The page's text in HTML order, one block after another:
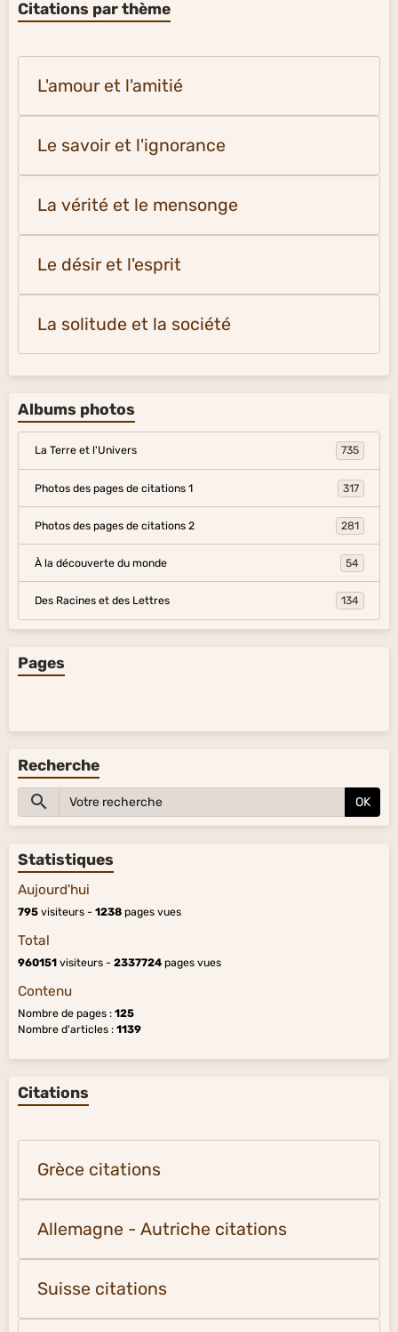
Citations par thème
L'amour et l'amitié
Le savoir et l'ignorance
La vérité et le mensonge
Le désir et l'esprit
La solitude et la société
Albums photos
La Terre et l'Univers 735
Photos des pages de citations 1 317
Photos des pages de citations 2 281
À la découverte du monde 54
Des Racines et des Lettres 134
Pages
Recherche
OK
Statistiques
Aujourd'hui
795 visiteurs - 1238 pages vues
Total
960151 visiteurs - 2337724 pages vues
Contenu
Nombre de pages : 125
Nombre d'articles : 1139
Citations
Grèce citations
Allemagne - Autriche citations
Suisse citations